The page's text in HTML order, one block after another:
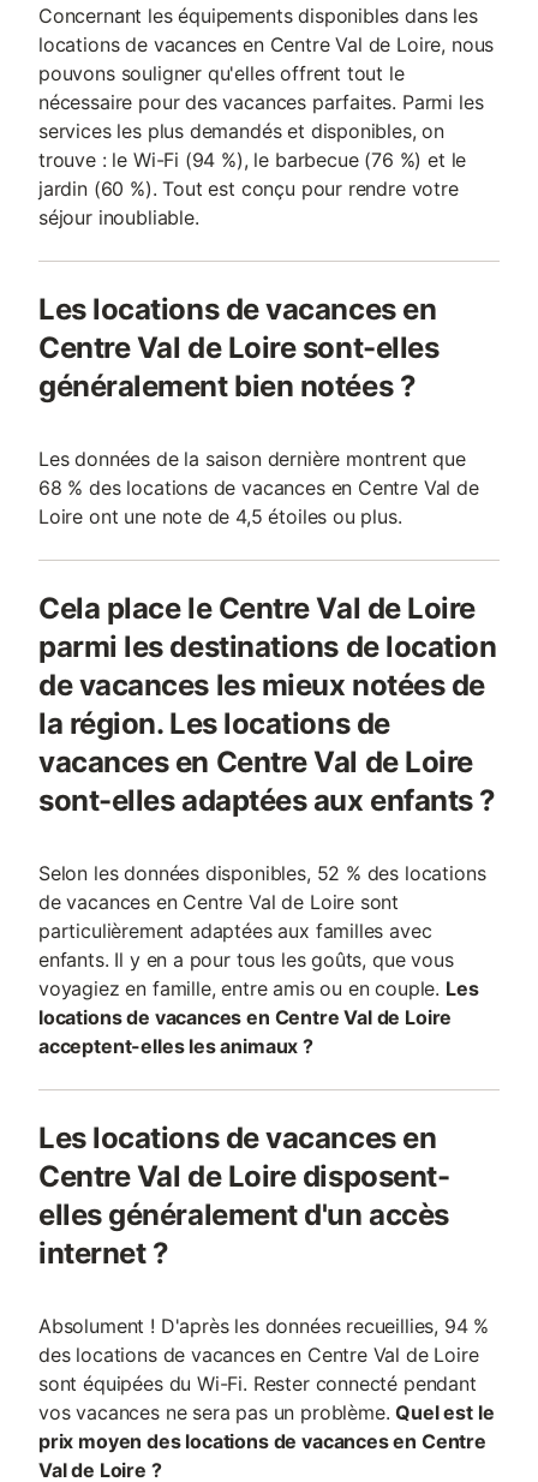
Concernant les équipements disponibles dans les
locations de vacances en Centre Val de Loire, nous
pouvons souligner qu'elles offrent tout le
nécessaire pour des vacances parfaites. Parmi les
services les plus demandés et disponibles, on
trouve : le Wi-Fi (94 %), le barbecue (76 %) et le
jardin (60 %). Tout est conçu pour rendre votre
séjour inoubliable.
Les locations de vacances en
Centre Val de Loire sont-elles
généralement bien notées ?
Les données de la saison dernière montrent que
68 % des locations de vacances en Centre Val de
Loire ont une note de 4,5 étoiles ou plus.
Cela place le Centre Val de Loire
parmi les destinations de location
de vacances les mieux notées de
la région. Les locations de
vacances en Centre Val de Loire
sont-elles adaptées aux enfants ?
Selon les données disponibles, 52 % des locations
de vacances en Centre Val de Loire sont
particulièrement adaptées aux familles avec
enfants. Il y en a pour tous les goûts, que vous
voyagiez en famille, entre amis ou en couple. Les
locations de vacances en Centre Val de Loire
acceptent-elles les animaux ?
Les locations de vacances en
Centre Val de Loire disposent-
elles généralement d'un accès
internet ?
Absolument ! D'après les données recueillies, 94 %
des locations de vacances en Centre Val de Loire
sont équipées du Wi-Fi. Rester connecté pendant
vos vacances ne sera pas un problème.Quel est le
prix moyen des locations de vacances en Centre
Val de Loire ?